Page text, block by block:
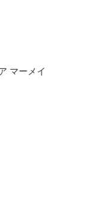
マーメイ